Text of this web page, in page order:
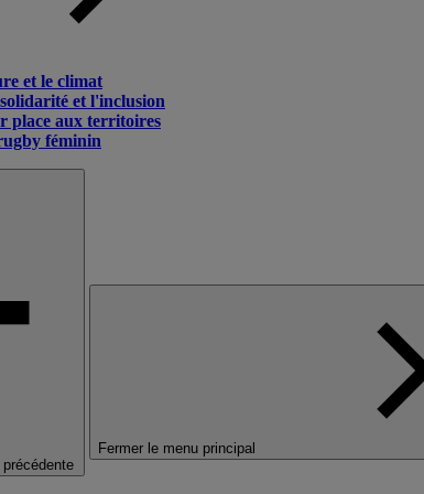
et le climat
et l'inclusion
place aux territoires
féminin
Fermer le menu principal